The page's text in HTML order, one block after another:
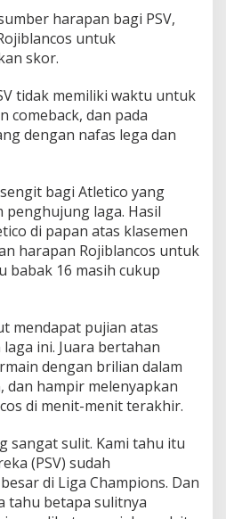
harapan bagi PSV,
untuk
skor.
tidak memiliki waktu untuk
comeback, dan pada
dengan nafas lega dan
bagi Atletico yang
penghujung laga. Hasil
di papan atas klasemen
harapan Rojiblancos untuk
babak 16 masih cukup
mendapat pujian atas
ini. Juara bertahan
dengan brilian dalam
hampir melenyapkan
di menit-menit terakhir.
sangat sulit. Kami tahu itu
(PSV) sudah
di Liga Champions. Dan
tahu betapa sulitnya